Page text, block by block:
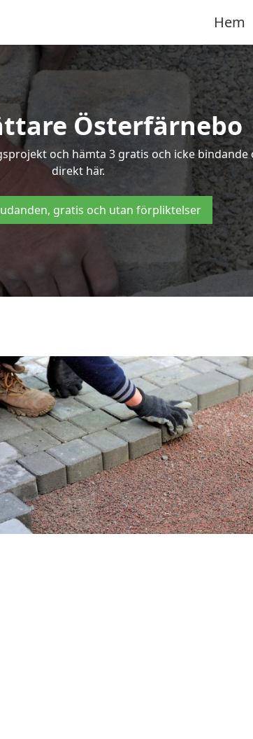
Hem
Österfärnebo
och hämta 3 gratis och icke
direkt här.
gratis och utan förpliktelser